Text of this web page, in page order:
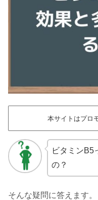
本サイトはプロ
ビタミンB5
の？
そんな疑問に答えます。